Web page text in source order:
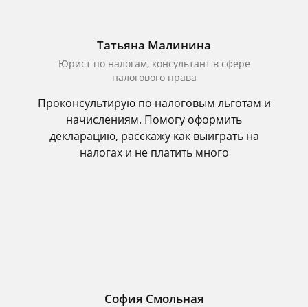
Татьяна Малинина
Юрист по налогам, консультант в сфере
налогового права
Проконсультирую по налоговым льготам и
начислениям. Помогу оформить
декларацию, расскажу как выиграть на
налогах и не платить много
София Смольная